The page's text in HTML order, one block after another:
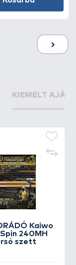
KIEMELT
Kaiwo
240MH
szett